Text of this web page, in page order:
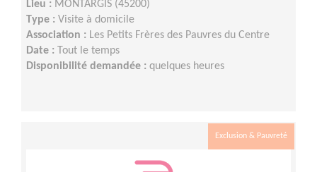
Lieu : MONTARGIS (45200)
Type : Visite à domicile
Association : Les Petits Frères des Pauvres du Centre
Date :
Tout le temps
Disponibilité demandée : quelques heures
Exclusion & Pauvreté